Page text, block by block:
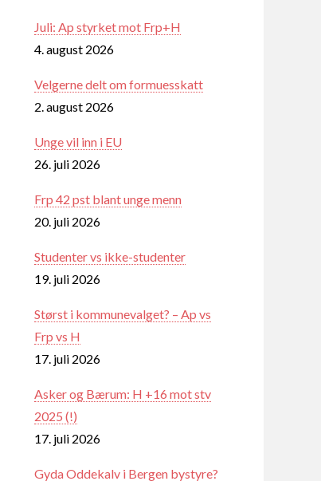
Juli: Ap styrket mot Frp+H
4. august 2026
Velgerne delt om formuesskatt
2. august 2026
Unge vil inn i EU
26. juli 2026
Frp 42 pst blant unge menn
20. juli 2026
Studenter vs ikke-studenter
19. juli 2026
Størst i kommunevalget? – Ap vs
Frp vs H
17. juli 2026
Asker og Bærum: H +16 mot stv
2025 (!)
17. juli 2026
Gyda Oddekalv i Bergen bystyre?